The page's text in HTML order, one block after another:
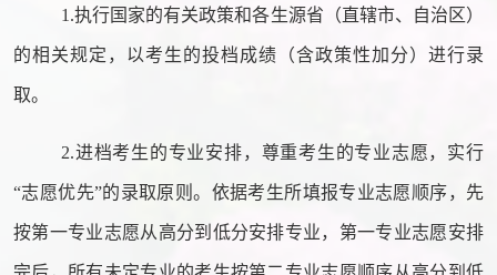
1.执行国家的有关政策和各生源省（直辖市、自治区）
的相关规定，以考生的投档成绩（含政策性加分）进行录
取。
2.进档考生的专业安排，尊重考生的专业志愿，实行
“志愿优先”的录取原则。依据考生所填报专业志愿顺序，先
按第一专业志愿从高分到低分安排专业，第一专业志愿安排